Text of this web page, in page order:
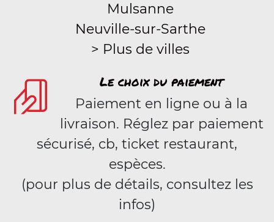
Mulsanne
Neuville-sur-Sarthe
> Plus de villes
Le choix du paiement
Paiement en ligne ou à la
livraison. Réglez par paiement
sécurisé, cb, ticket restaurant,
espèces.
(pour plus de détails, consultez les
infos)